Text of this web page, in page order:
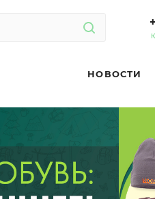
НОВОСТИ